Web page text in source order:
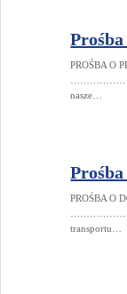
PROŚBA
nasze…
PROŚBA
………………….
transportu…